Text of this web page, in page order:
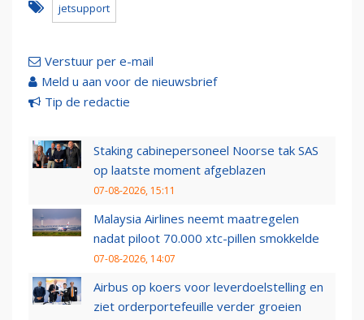
jetsupport
Verstuur per e-mail
Meld u aan voor de nieuwsbrief
Tip de redactie
Staking cabinepersoneel Noorse tak SAS
op laatste moment afgeblazen
07-08-2026, 15:11
Malaysia Airlines neemt maatregelen
nadat piloot 70.000 xtc-pillen smokkelde
07-08-2026, 14:07
Airbus op koers voor leverdoelstelling en
ziet orderportefeuille verder groeien